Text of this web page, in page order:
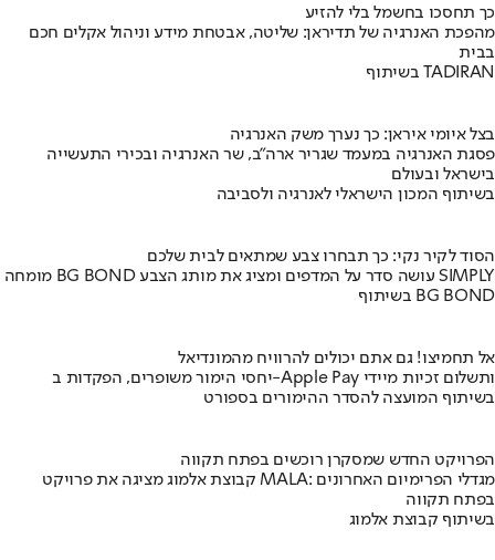
כך תחסכו בחשמל בלי להזיע
מהפכת האנרגיה של תדיראן: שליטה, אבטחת מידע וניהול אקלים חכם
בבית
בשיתוף TADIRAN
בצל איומי איראן: כך נערך משק האנרגיה
פסגת האנרגיה במעמד שגריר ארה"ב, שר האנרגיה ובכירי התעשייה
בישראל ובעולם
בשיתוף המכון הישראלי לאנרגיה ולסביבה
הסוד לקיר נקי: כך תבחרו צבע שמתאים לבית שלכם
מומחה BG BOND עושה סדר על המדפים ומציג את מותג הצבע SIMPLY
בשיתוף BG BOND
אל תחמיצו! גם אתם יכולים להרוויח מהמונדיאל
יחסי הימור משופרים, הפקדות ב-Apple Pay ותשלום זכיות מיידי
בשיתוף המועצה להסדר ההימורים בספורט
הפרויקט החדש שמסקרן רוכשים בפתח תקווה
קבוצת אלמוג מציגה את פרויקט MALA: מגדלי הפרימיום האחרונים
בפתח תקווה
בשיתוף קבוצת אלמוג